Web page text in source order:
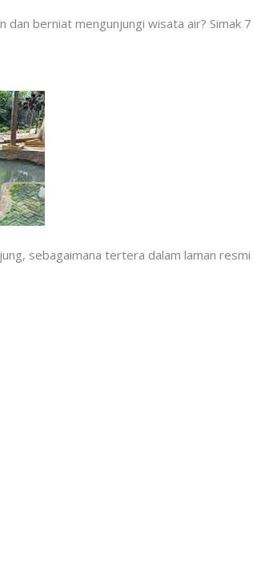
dan berniat mengunjungi wisata air?
sebagaimana tertera dalam laman